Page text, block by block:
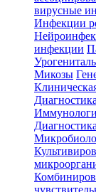
вирусные
Инфекции
инфекции
Микозы